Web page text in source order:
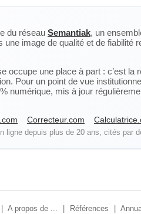
du réseau Semantiak, un
image de qualité et de fiabilité
occupe une place à part : c’est
Pour un point de vue
numérique, mis à jour
Correcteur.com
ligne depuis plus de 20 ans, cités par
A propos de ... Références